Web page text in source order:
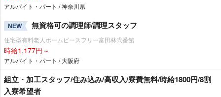
アルバイト・パート / 神奈川県
NEW 無資格可の調理師/調理スタッフ
住宅型有料老人ホームピースフリー富田林弐番館
時給1,177円～
アルバイト・パート / 大阪府
組立・加工スタッフ/住み込み/高収入/寮費無料/時給1800円/8割
入寮希望者